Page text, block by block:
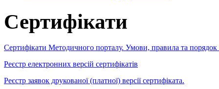
Сертифікати
Сертифікати Методичного порталу. Умови, правила та порядок
Реєстр електронних версій сертифікатів
Реєстр заявок друкованої (платної) версії сертифіката.